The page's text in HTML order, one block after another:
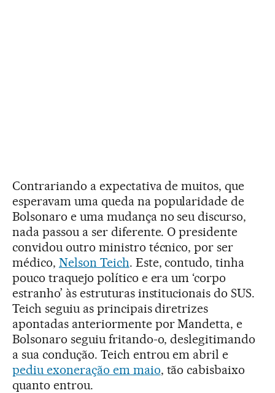
Contrariando a expectativa de muitos, que
esperavam uma queda na popularidade de
Bolsonaro e uma mudança no seu discurso,
nada passou a ser diferente. O presidente
convidou outro ministro técnico, por ser
médico, Nelson Teich. Este, contudo, tinha
pouco traquejo político e era um ‘corpo
estranho’ às estruturas institucionais do SUS.
Teich seguiu as principais diretrizes
apontadas anteriormente por Mandetta, e
Bolsonaro seguiu fritando-o, deslegitimando
a sua condução. Teich entrou em abril e
pediu exoneração em maio, tão cabisbaixo
quanto entrou.